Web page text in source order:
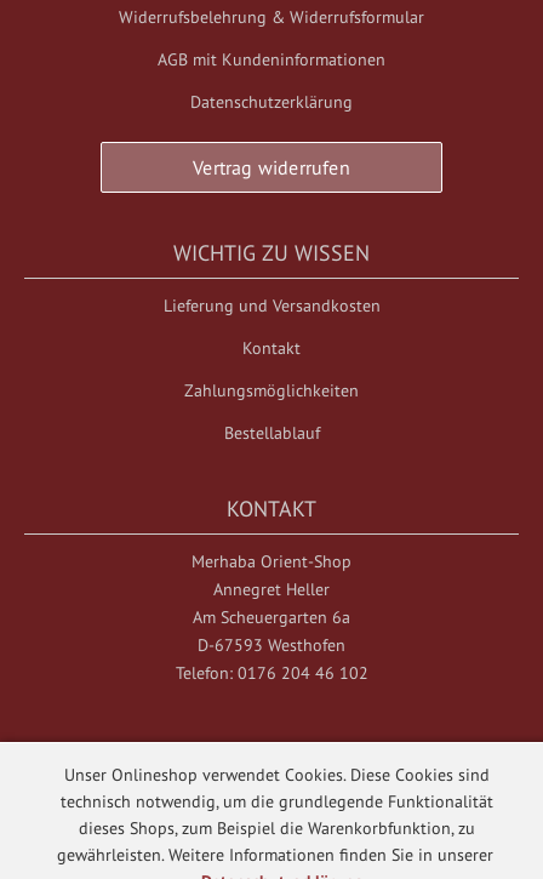
Widerrufsbelehrung & Widerrufsformular
AGB mit Kundeninformationen
Datenschutzerklärung
Vertrag widerrufen
WICHTIG ZU WISSEN
Lieferung und Versandkosten
Kontakt
Zahlungsmöglichkeiten
Bestellablauf
KONTAKT
Merhaba Orient-Shop
Annegret Heller
Am Scheuergarten 6a
D-67593 Westhofen
Telefon: 0176 204 46 102
Merhaba Orient-Shop © 2026
Template © 2017 - 2026
web-n-arts.de
Unser Onlineshop verwendet Cookies. Diese Cookies sind
technisch notwendig, um die grundlegende Funktionalität
dieses Shops, zum Beispiel die Warenkorbfunktion, zu
gewährleisten. Weitere Informationen finden Sie in unserer